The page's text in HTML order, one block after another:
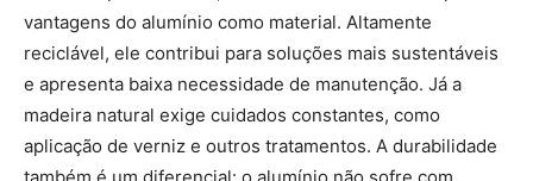
vantagens do alumínio como material. Altamente
reciclável, ele contribui para soluções mais sustentáveis
e apresenta baixa necessidade de manutenção. Já a
madeira natural exige cuidados constantes, como
aplicação de verniz e outros tratamentos. A durabilidade
também é um diferencial: o alumínio não sofre com